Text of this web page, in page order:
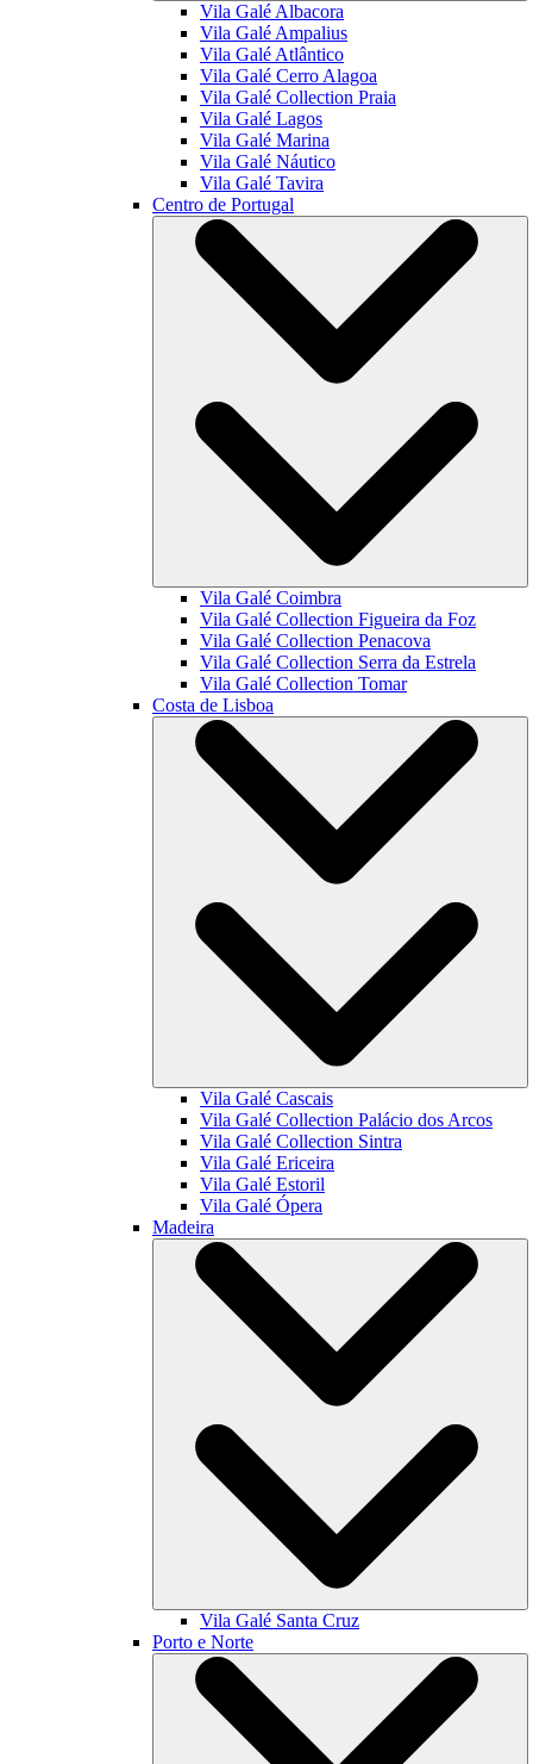
Vila Galé Albacora
Vila Galé Ampalius
Vila Galé Atlântico
Vila Galé Cerro Alagoa
Vila Galé Collection Praia
Vila Galé Lagos
Vila Galé Marina
Vila Galé Náutico
Vila Galé Tavira
Centro de Portugal
Vila Galé Coimbra
Vila Galé Collection Figueira da Foz
Vila Galé Collection Penacova
Vila Galé Collection Serra da Estrela
Vila Galé Collection Tomar
Costa de Lisboa
Vila Galé Cascais
Vila Galé Collection Palácio dos Arcos
Vila Galé Collection Sintra
Vila Galé Ericeira
Vila Galé Estoril
Vila Galé Ópera
Madeira
Vila Galé Santa Cruz
Porto e Norte